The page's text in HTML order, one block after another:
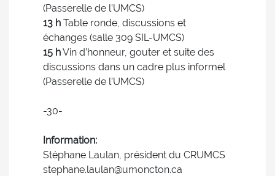
(Passerelle de l’UMCS)
13 h Table ronde, discussions et
échanges (salle 309 SIL-UMCS)
15 hVin d’honneur, gouter et suite des
discussions dans un cadre plus informel
(Passerelle de l’UMCS)
-30-
Information:
Stéphane Laulan, président du CRUMCS
stephane.laulan@umoncton.ca